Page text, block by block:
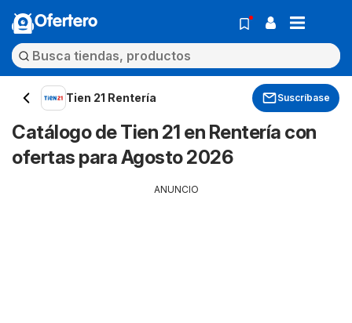
Ofertero
Tien 21 Rentería Suscríbase
Catálogo de Tien 21 en Rentería con
ofertas para Agosto 2026
ANUNCIO